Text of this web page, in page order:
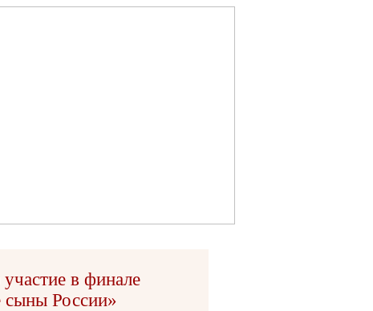
в финале
сыны России»